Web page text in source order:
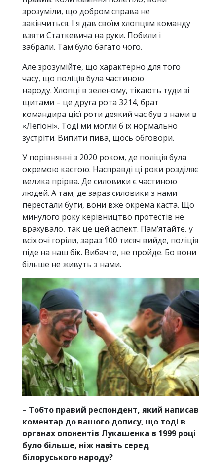
зрозуміли, що добром справа не
закінчиться. І я дав своїм хлопцям команду
взяти Статкевича на руки. Побили і
забрали. Там було багато чого.
Але зрозумійте, що характерно для того
часу, що поліція була частиною
народу. Хлопці в зеленому, тікають туди зі
щитами – це друга рота 3214, брат
командира цієї роти деякий час був з нами в
«Легіоні». Тоді ми могли б їх нормально
зустріти. Випити пива, щось обговори.
У порівнянні з 2020 роком, де поліція була
окремою кастою. Насправді ці роки розділяє
велика прірва. Де силовики є частиною
людей. А там, де зараз силовики з нами
перестали бути, вони вже окрема каста. Що
минулого року керівництво протестів не
врахувало, так це цей аспект. Пам’ятайте, у
всіх очі горіли, зараз 100 тисяч вийде, поліція
піде на наш бік. Вибачте, не пройде. Бо вони
більше не живуть з нами.
– Тобто правий респондент, який написав
коментар до вашого допису, що тоді в
органах опонентів Лукашенка в 1999 році
було більше, ніж навіть серед
білоруського народу?